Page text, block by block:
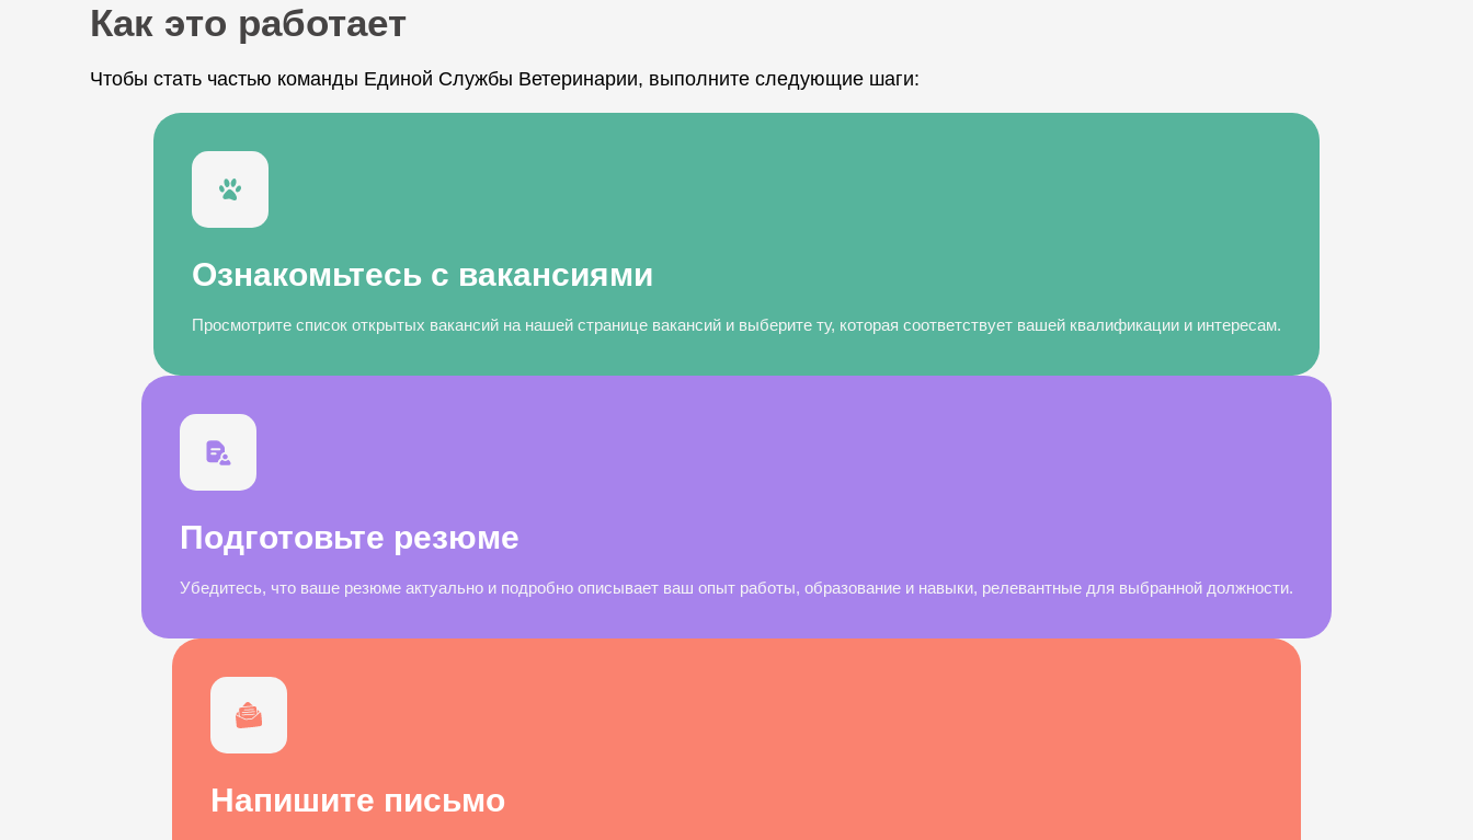
Как это работает
Чтобы стать частью команды Единой Службы Ветеринарии, выполните следующие шаги:
Ознакомьтесь с вакансиями
Просмотрите список открытых вакансий на нашей странице вакансий и выберите ту, которая соответствует вашей квалификации и интересам.
Подготовьте резюме
Убедитесь, что ваше резюме актуально и подробно описывает ваш опыт работы, образование и навыки, релевантные для выбранной должности.
Напишите письмо